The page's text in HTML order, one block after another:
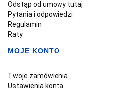
Odstąp od umowy tutaj
Pytania i odpowiedzi
Regulamin
Raty
MOJE KONTO
Twoje zamówienia
Ustawienia konta